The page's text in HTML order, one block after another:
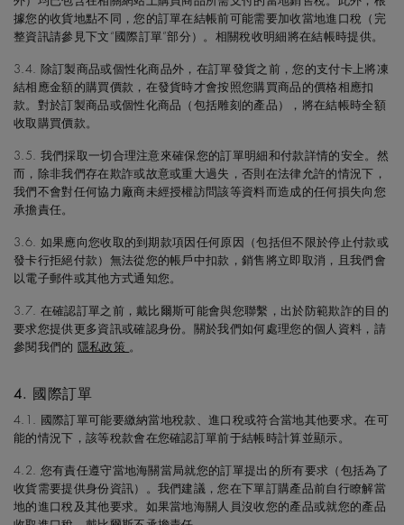
據您的收貨地點不同，您的訂單在結帳前可能需要加收當地進口稅（完
整資訊請參見下文“國際訂單”部分）。相關稅收明細將在結帳時提供。
3.4. 除訂製商品或個性化商品外，在訂單發貨之前，您的支付卡上將凍
結相應金額的購買價款，在發貨時才會按照您購買商品的價格相應扣
款。對於訂製商品或個性化商品（包括雕刻的產品），將在結帳時全額
收取購買價款。
3.5. 我們採取一切合理注意來確保您的訂單明細和付款詳情的安全。然
而，除非我們存在欺詐或故意或重大過失，否則在法律允許的情況下，
我們不會對任何協力廠商未經授權訪問該等資料而造成的任何損失向您
承擔責任。
3.6. 如果應向您收取的到期款項因任何原因（包括但不限於停止付款或
發卡行拒絕付款）無法從您的帳戶中扣款，銷售將立即取消，且我們會
以電子郵件或其他方式通知您。
3.7. 在確認訂單之前，戴比爾斯可能會與您聯繫，出於防範欺詐的目的
要求您提供更多資訊或確認身份。關於我們如何處理您的個人資料，請
參閱我們的 隱私政策 。
4. 國際訂單
4.1. 國際訂單可能要繳納當地稅款、進口稅或符合當地其他要求。在可
能的情況下，該等稅款會在您確認訂單前于結帳時計算並顯示。
4.2. 您有責任遵守當地海關當局就您的訂單提出的所有要求（包括為了
收貨需要提供身份資訊）。我們建議，您在下單訂購產品前自行瞭解當
地的進口稅及其他要求。如果當地海關人員沒收您的產品或就您的產品